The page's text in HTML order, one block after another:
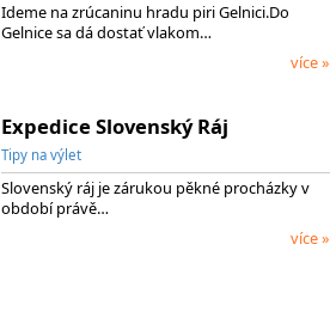
Ideme na zrúcaninu hradu piri Gelnici.Do
Gelnice sa dá dostať vlakom…
více »
Expedice Slovenský Ráj
Tipy na výlet
Slovenský ráj je zárukou pěkné procházky v
období právě…
více »